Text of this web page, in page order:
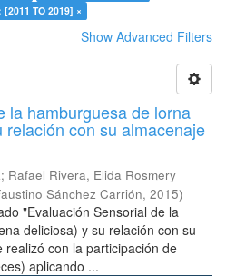
TO 2019] ×
Show Advanced Filters
la hamburguesa de lorna
con su almacenaje
; Rafael Rivera, Elida Rosmery
Sánchez Carrión, 2015)
"Evaluación Sensorial de la
deliciosa) y su relación con su
con la participación de
aplicando ...